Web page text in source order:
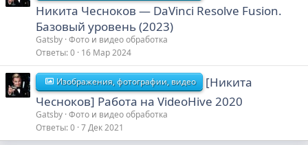
Никита Чесноков ― DaVinci Resolve Fusion.
Базовый уровень (2023)
Gatsby Фото и видео обработка
Ответы 0 16 Мар 2024
Изображения, фотографии, видео
[Никита
Чесноков] Работа на VideoHive 2020
Gatsby Фото и видео обработка
Ответы 0 7 Дек 2021